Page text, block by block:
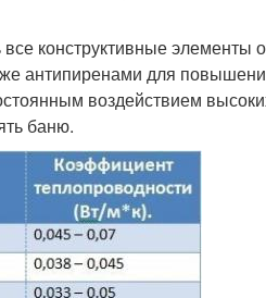
конструктивные элементы
антипиренами для
воздействием
баню.